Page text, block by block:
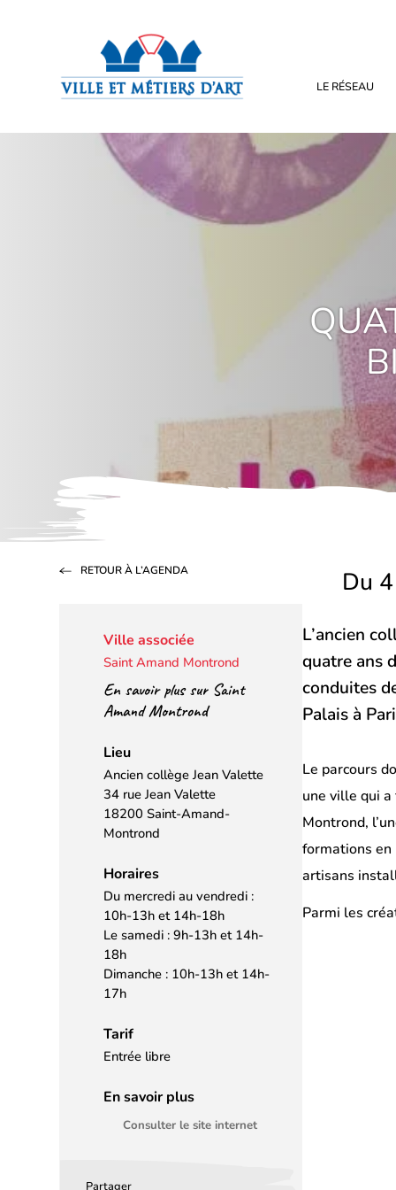
LE RÉSEAU
Du
L’ancien
quatre ans
conduites
Palais à
Le parcours
une ville qui
Montrond,
formations en
artisans
Parmi les
Ville associée
Saint Amand Montrond
En savoir plus sur Saint
Amand Montrond
Lieu
Ancien collège Jean Valette
34 rue Jean Valette
18200 Saint-Amand-
Montrond
Horaires
Du mercredi au vendredi :
10h-13h et 14h-18h
Le samedi : 9h-13h et 14h-
18h
Dimanche : 10h-13h et 14h-
17h
Tarif
Entrée libre
En savoir plus
Consulter le site internet
Partager
RETOUR À L’AGENDA